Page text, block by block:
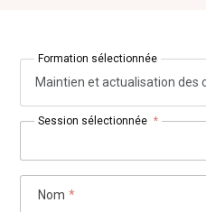
Formation sélectionnée
Maintien et actualisation des
Session sélectionnée *
Nom *